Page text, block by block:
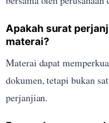
Apakah surat
materai?
Materai dapat
dokumen, tetapi bukan
perjanjian.